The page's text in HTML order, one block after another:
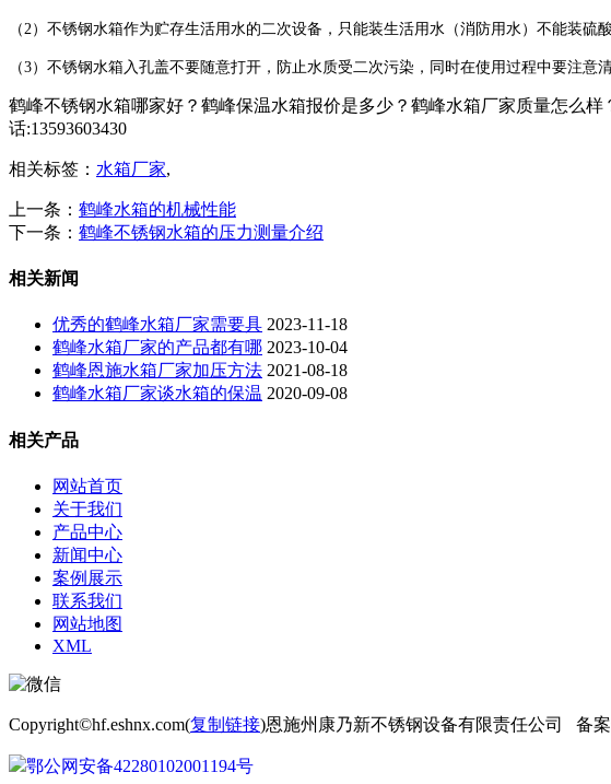
（2）不锈钢水箱作为贮存生活用水的二次设备，只能装生活用水（消防用水）不能装硫
（3）不锈钢水箱入孔盖不要随意打开，防止水质受二次污染，同时在使用过程中要注意
鹤峰不锈钢水箱哪家好？鹤峰保温水箱报价是多少？鹤峰水箱厂家质量怎么
话:13593603430
相关标签： 水箱厂家,
上一条： 鹤峰水箱的机械性能
下一条： 鹤峰不锈钢水箱的压力测量介绍
相关新闻
优秀的鹤峰水箱厂家需要具 2023-11-18
鹤峰水箱厂家的产品都有哪 2023-10-04
鹤峰恩施水箱厂家加压方法 2021-08-18
鹤峰水箱厂家谈水箱的保温 2020-09-08
相关产品
网站首页
关于我们
产品中心
新闻中心
案例展示
联系我们
网站地图
XML
Copyright©hf.eshnx.com(复制链接)恩施州康乃新不锈钢设备有限责任公司 备案
鄂公网安备42280102001194号